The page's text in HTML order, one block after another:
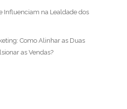
Influenciam na Lealdade dos
Como Alinhar as Duas
as Vendas?